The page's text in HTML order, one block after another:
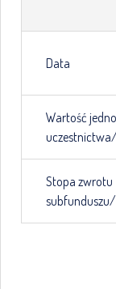
Data
Wartość
Stopa zwrotu